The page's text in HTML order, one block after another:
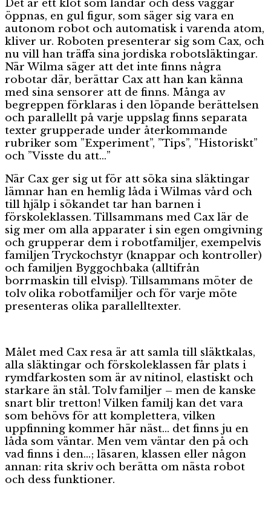
Det är ett klot som landar och dess väggar
öppnas, en gul figur, som säger sig vara en
autonom robot och automatisk i varenda atom,
kliver ur. Roboten presenterar sig som Cax, och
nu vill han träffa sina jordiska robotsläktingar.
När Wilma säger att det inte finns några
robotar där, berättar Cax att han kan känna
med sina sensorer att de finns. Många av
begreppen förklaras i den löpande berättelsen
och parallellt på varje uppslag finns separata
texter grupperade under återkommande
rubriker som ”Experiment”, ”Tips”, ”Historiskt”
och ”Visste du att…”
När Cax ger sig ut för att söka sina släktingar
lämnar han en hemlig låda i Wilmas vård och
till hjälp i sökandet tar han barnen i
förskoleklassen. Tillsammans med Cax lär de
sig mer om alla apparater i sin egen omgivning
och grupperar dem i robotfamiljer, exempelvis
familjen Tryckochstyr (knappar och kontroller)
och familjen Byggochbaka (alltifrån
borrmaskin till elvisp). Tillsammans möter de
tolv olika robotfamiljer och för varje möte
presenteras olika parallelltexter.
Målet med Cax resa är att samla till släktkalas,
alla släktingar och förskoleklassen får plats i
rymdfarkosten som är av nitinol, elastiskt och
starkare än stål. Tolv familjer – men de kanske
snart blir tretton! Vilken familj kan det vara
som behövs för att komplettera, vilken
uppfinning kommer här näst… det finns ju en
låda som väntar. Men vem väntar den på och
vad finns i den…; läsaren, klassen eller någon
annan: rita skriv och berätta om nästa robot
och dess funktioner.